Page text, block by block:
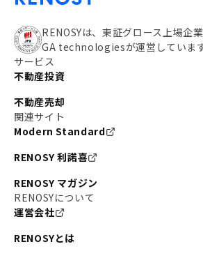
RENOSYは、東証グロース上場企
GA technologiesが運営しています
サービス
不動産投資
不動産売却
関連サイト
Modern Standard
RENOSY 利諾喜
RENOSY マガジン
RENOSYについて
運営会社
RENOSYとは